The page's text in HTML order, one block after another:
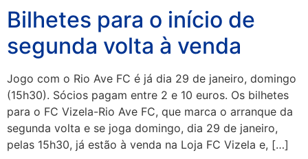
Bilhetes para o início de
segunda volta à venda
Jogo com o Rio Ave FC é já dia 29 de janeiro, domingo
(15h30). Sócios pagam entre 2 e 10 euros. Os bilhetes
para o FC Vizela-Rio Ave FC, que marca o arranque da
segunda volta e se joga domingo, dia 29 de janeiro,
pelas 15h30, já estão à venda na Loja FC Vizela e, […]